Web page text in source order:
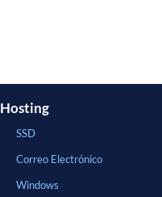
Hosting
SSD
Correo Electrónico
Windows